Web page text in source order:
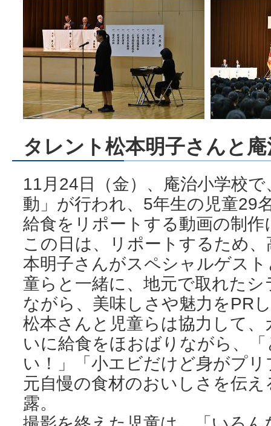
タレント松本明子さんと
11月24日（金）、庵治小学校
動」が行われ、5年生の児童29
給食をリポートする動画の制
この日は、リポートするため
本明子さんがスペシャルゲス
童らと一緒に、地元で取れた
ながら、美味しさや魅力をPR
松本さんと児童らは協力して
いに給食をほおばりながら、
い！」「小エビだけど身がプ
元自慢の食材のおいしさを伝
露。